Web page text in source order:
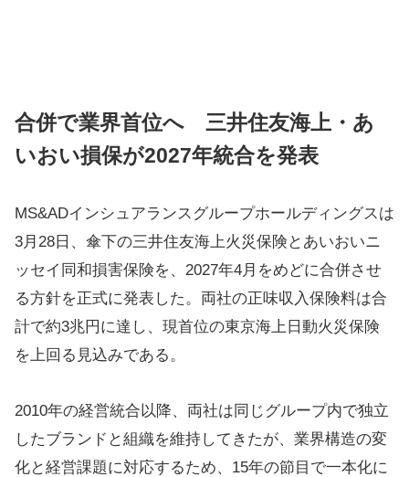
合併で業界首位へ 三井住友海上・あ
いおい損保が2027年統合を発表
MS&ADインシュアランスグループホールディングスは
3月28日、傘下の三井住友海上火災保険とあいおいニ
ッセイ同和損害保険を、2027年4月をめどに合併させ
る方針を正式に発表した。両社の正味収入保険料は合
計で約3兆円に達し、現首位の東京海上日動火災保険
を上回る見込みである。
2010年の経営統合以降、両社は同じグループ内で独立
したブランドと組織を維持してきたが、業界構造の変
化と経営課題に対応するため、15年の節目で一本化に